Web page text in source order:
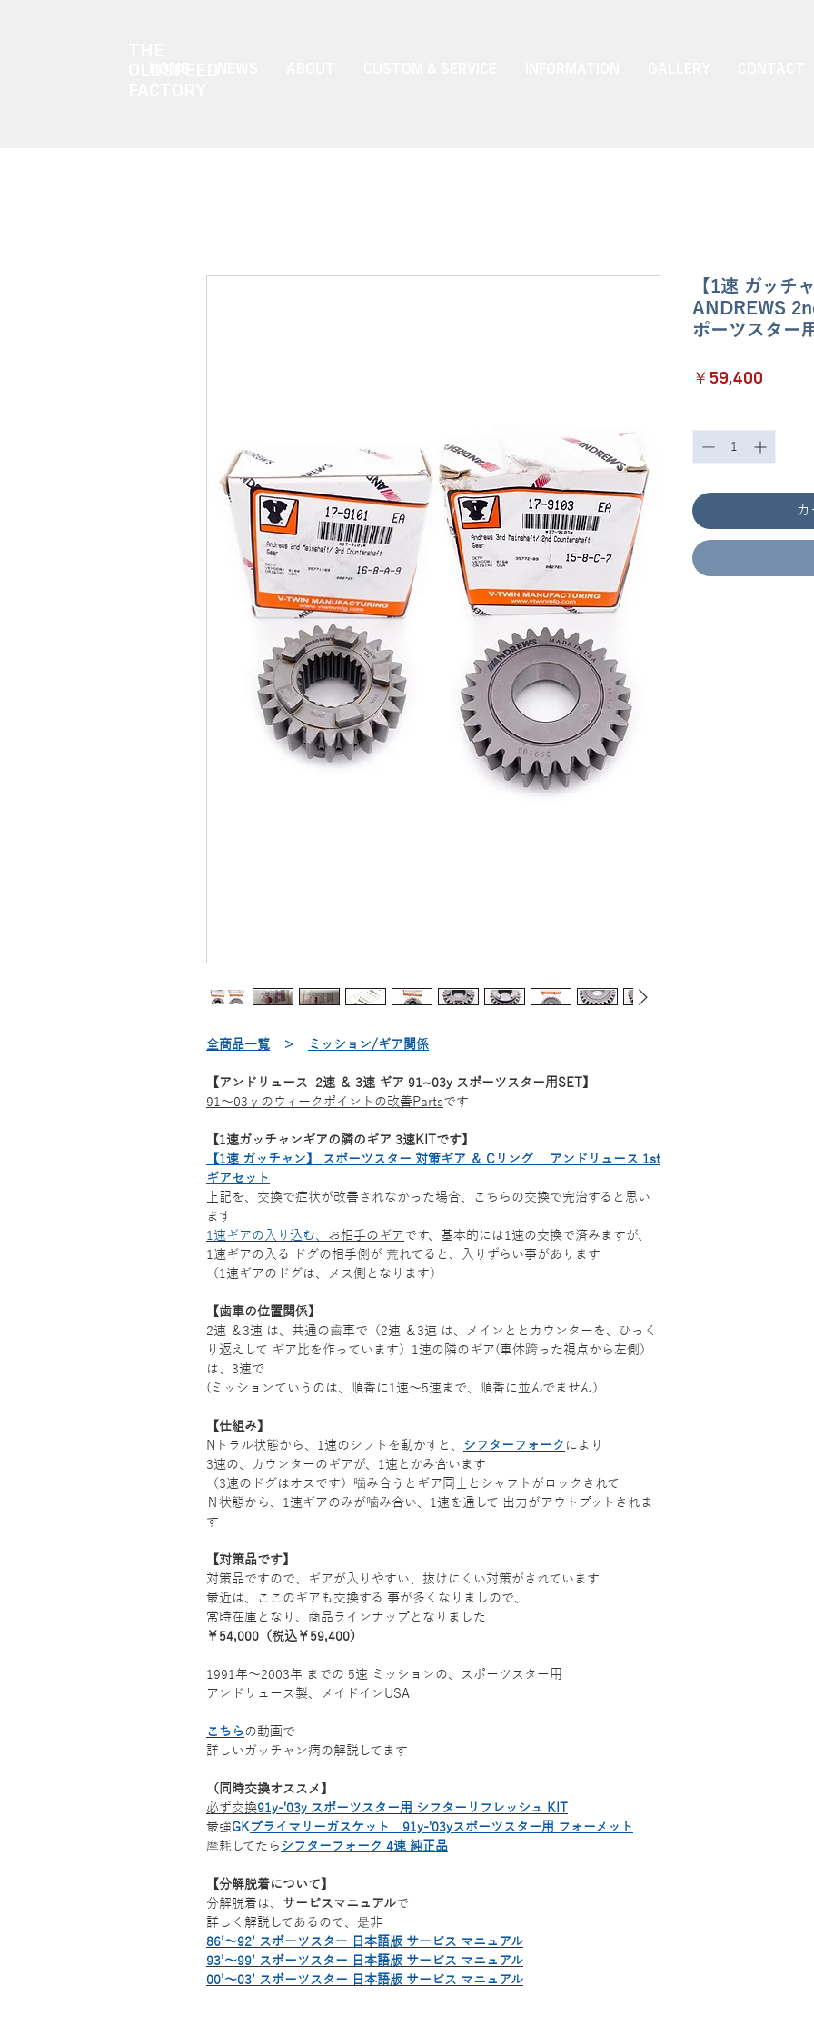
全商品一覧 ＞ ミッション/ギア関係
【アンドリュース 2速 ＆ 3速 ギア 91~03y スポーツスター用SET】
91～03ｙのウィークポイントの改善Partsです
【1速ガッチャンギアの隣のギア 3速KITです】
【1速 ガッチャン】 スポーツスター 対策ギア ＆ Cリング アンドリュース 1st
ギアセット
上記を、交換で症状が改善されなかった場合、こちらの交換で完治すると思い
ます
1速ギアの入り込む、 お相手のギアです、基本的には1速の交換で済みますが、
1速ギアの入る ドグの相手側が 荒れてると、入りずらい事があります
（1速ギアのドグは、メス側となります）
【歯車の位置関係】
2速 ＆3速 は、共通の歯車で（2速 ＆3速 は、メインととカウンターを、ひっく
り返えして ギア比を作っています）1速の隣のギア(車体跨った視点から左側）
は、3速で
(ミッションていうのは、順番に1速～5速まで、順番に並んでません）
【仕組み】
Nトラル状態から、1速のシフトを動かすと、 シフターフォーク により
3速の、カウンターのギアが、1速とかみ合います
（3速のドグはオスです）噛み合うとギア同士とシャフトがロックされて
Ｎ状態から、1速ギアのみが噛み合い、1速を通して 出力がアウトプットされま
す
【対策品です】
対策品ですので、ギアが入りやすい、抜けにくい対策がされています
最近は、ここのギアも交換する 事が多くなりましので、
常時在庫となり、商品ラインナップとなりました
￥54,000（税込￥59,400）
1991年〜2003年 までの 5速 ミッションの、スポーツスター用
アンドリュース製、メイドインUSA
こちらの動画で
詳しいガッチャン病の解説してます
（同時交換オススメ】
必ず交換91y-'03y スポーツスター用 シフターリフレッシュ KIT
最強GKプライマリーガスケット 91y-'03yスポーツスター用 フォーメット
摩耗してたら シフターフォーク 4速 純正品
【分解脱着について】
分解脱着は、 サービスマニュアルで
詳しく解説してあるので、是非
86’～92’ スポーツスター 日本語版 サービス マニュアル
93’～99’ スポーツスター 日本語版 サービス マニュアル
00’～03’ スポーツスター 日本語版 サービス マニュアル
【1速 ガッチ
ANDREWS
ポーツスター
￥59,400